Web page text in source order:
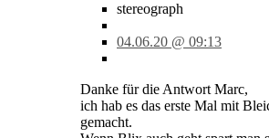
stereograph
04.06.20 @ 09:13
Danke für die Antwort Marc,
ich hab es das erste Mal mit
gemacht.